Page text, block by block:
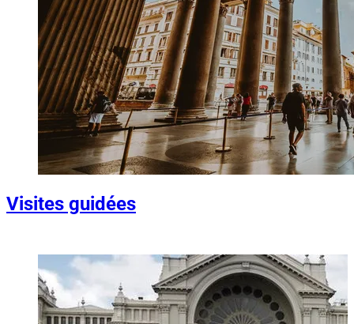
Visites guidées